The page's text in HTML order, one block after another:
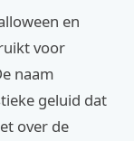
en
voor
naam
geluid dat
over de